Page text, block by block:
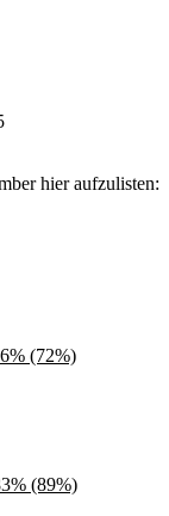
hier aufzulisten:
(72%)
(89%)